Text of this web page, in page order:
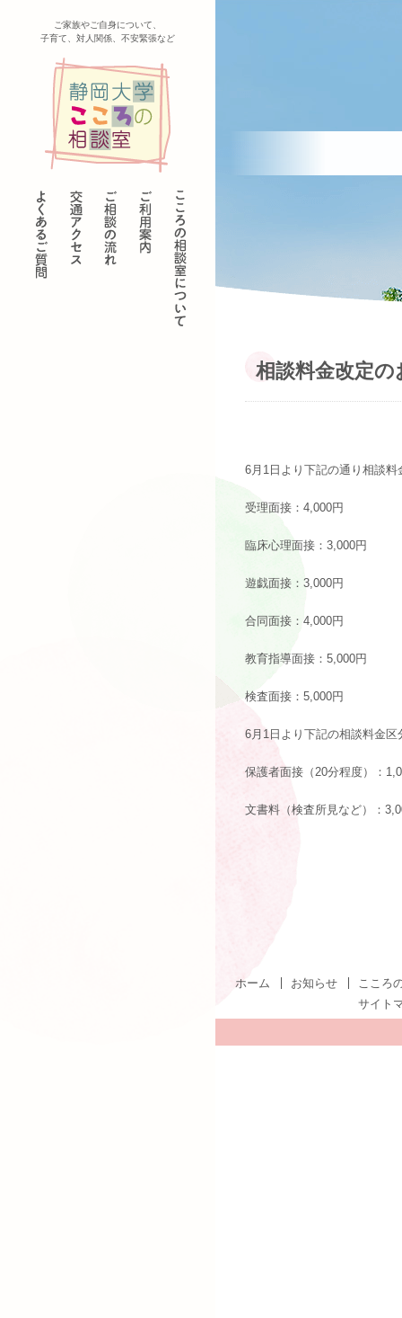
ご家族やご自身について、
子育て、対人関係、不安緊張など
相談料金改定の
6月1日より下記の通り相談
受理面接：4,000円
臨床心理面接：3,000円
遊戯面接：3,000円
合同面接：4,000円
教育指導面接：5,000円
検査面接：5,000円
6月1日より下記の相談料金
保護者面接（20分程度）：
文書料（検査所見など）：
ホーム お知らせ
こころ
サイト